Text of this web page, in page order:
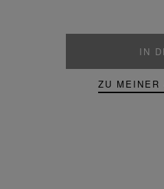
IN
ZU MEINER